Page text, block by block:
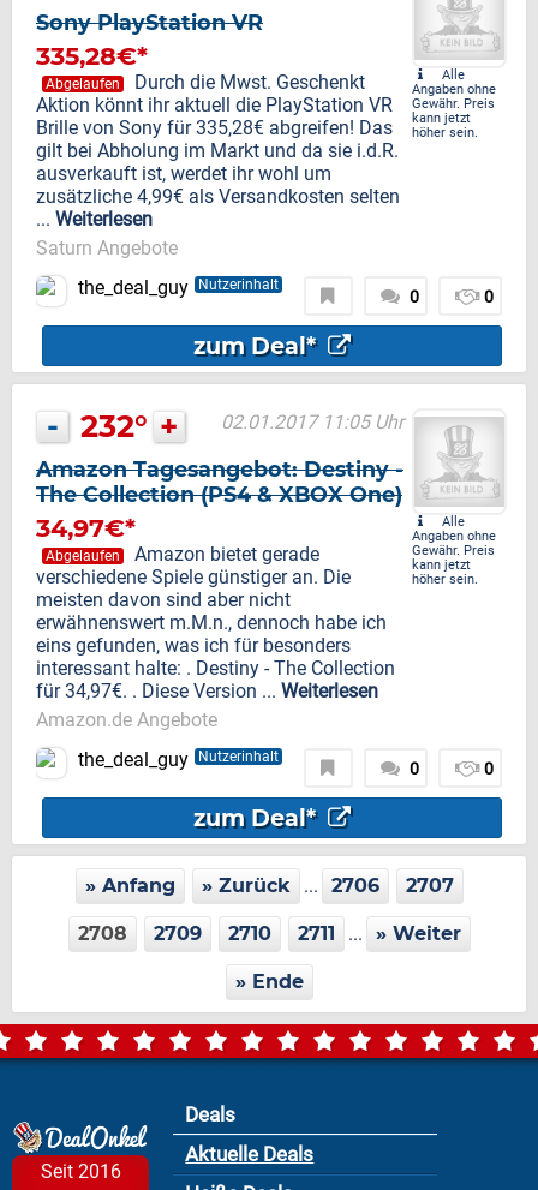
Sony PlayStation VR
335,28€*
Abgelaufen
Durch die Mwst. Geschenkt
Aktion könnt ihr aktuell die PlayStation VR
Brille von Sony für 335,28€ abgreifen! Das
gilt bei Abholung im Markt und da sie i.d.R.
ausverkauft ist, werdet ihr wohl um
zusätzliche 4,99€ als Versandkosten selten
... Weiterlesen
Saturn Angebote
Alle
Angaben ohne
Gewähr. Preis
kann jetzt
höher sein.
the_deal_guy Nutzerinhalt
0 0
zum Deal*
- 232° + 02.01.2017 11:05 Uhr
Amazon Tagesangebot: Destiny -
The Collection (PS4 & XBOX One)
34,97€*
Abgelaufen
Amazon bietet gerade
verschiedene Spiele günstiger an. Die
meisten davon sind aber nicht
erwähnenswert m.M.n., dennoch habe ich
eins gefunden, was ich für besonders
interessant halte: . Destiny - The Collection
für 34,97€. . Diese Version ... Weiterlesen
Amazon.de Angebote
Alle
Angaben ohne
Gewähr. Preis
kann jetzt
höher sein.
the_deal_guy Nutzerinhalt
0 0
zum Deal*
» Anfang » Zurück ... 2706 2707
2708 2709 2710 2711 ... » Weiter
» Ende
Seit 2016
Deals
Aktuelle Deals